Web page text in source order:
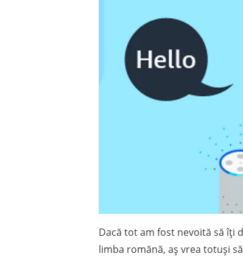
Dacă tot am fost nevoită să îți
limba romănă, aș vrea totuși